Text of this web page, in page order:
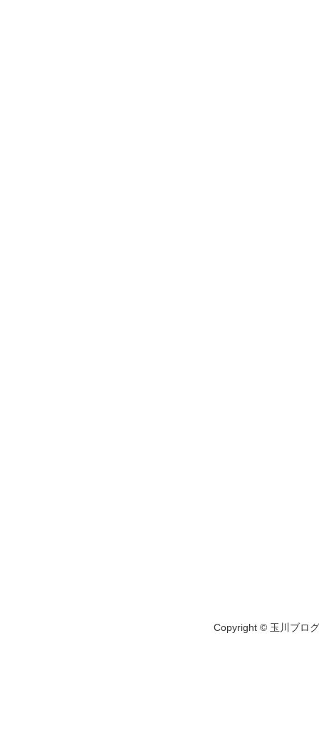
Copyright © 玉川ブロ